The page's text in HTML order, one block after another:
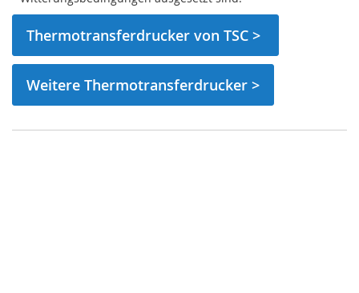
Thermotransferdrucker von TSC >
Weitere Thermotransferdrucker >